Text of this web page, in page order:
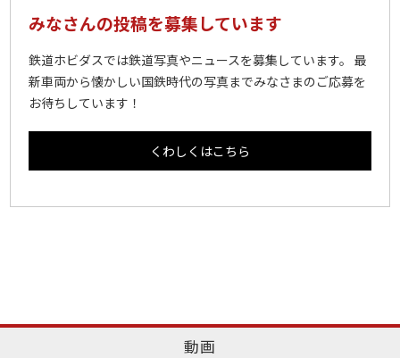
みなさんの投稿を募集しています
鉄道ホビダスでは鉄道写真やニュースを募集しています。 最
新車両から懐かしい国鉄時代の写真までみなさまのご応募を
お待ちしています！
くわしくはこちら
動画